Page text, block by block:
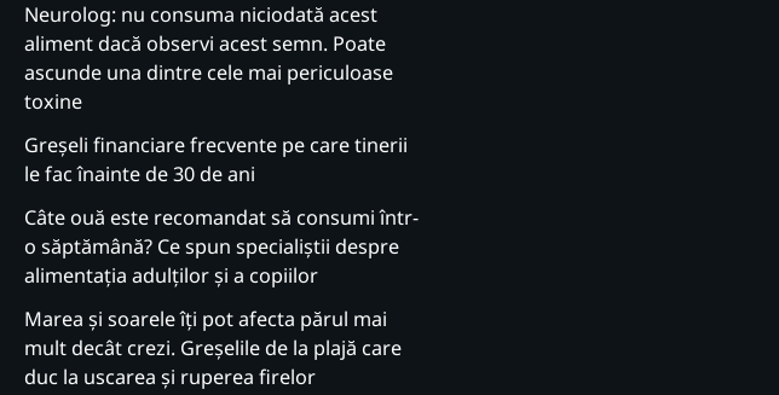
Neurolog: nu consuma niciodată acest
aliment dacă observi acest semn. Poate
ascunde una dintre cele mai periculoase
toxine
Greșeli financiare frecvente pe care tinerii
le fac înainte de 30 de ani
Câte ouă este recomandat să consumi într-
o săptămână? Ce spun specialiștii despre
alimentația adulților și a copiilor
Marea și soarele îți pot afecta părul mai
mult decât crezi. Greșelile de la plajă care
duc la uscarea și ruperea firelor